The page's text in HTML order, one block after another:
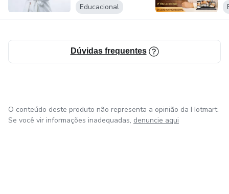
Educacional
Dúvidas frequentes
O conteúdo deste produto não representa a opinião da Hotmart.
Se você vir informações inadequadas, denuncie aqui